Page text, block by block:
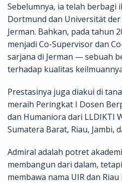
Sebelumnya, ia telah berbagi
Dortmund dan Universität
Jerman. Bahkan, pada tahun
menjadi Co-Supervisor dan
sarjana di Jerman — sebuah
terhadap kualitas
Prestasinya juga diakui di
meraih Peringkat I Dosen
dan Humaniora dari LLDIKTI
Sumatera Barat, Riau, Jambi,
Admiral adalah potret
membangun dari dalam,
membawa nama UIR dan